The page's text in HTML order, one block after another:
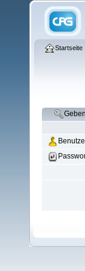
Startseite